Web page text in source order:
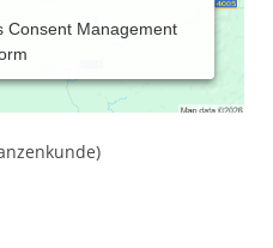
Consent Management
für